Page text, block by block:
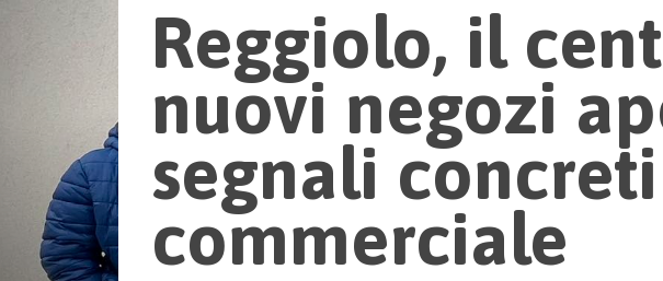
Reggiolo, il
nuovi negozi
segnali
commerciale